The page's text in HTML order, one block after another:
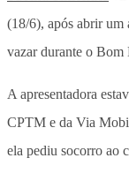
(18/6), após abrir
vazar durante o Bom
A apresentadora
CPTM e da Via
ela pediu socorro ao